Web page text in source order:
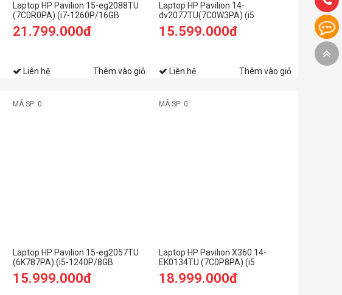
Laptop HP Pavilion 15-eg2088TU
(7C0R0PA) (i7-1260P/16GB
RAM/512GB SSD/15.6
FHD/Win11/Vàng)
21.799.000đ
Liên hệ Thêm vào giỏ
Laptop HP Pavilion 14-
dv2077TU(7C0W3PA) (i5
1235U/8GB RAM/256GB SSD/14
FHD/Win11/Bạc)
15.599.000đ
Liên hệ Thêm vào giỏ
MÃ SP: 0
Laptop HP Pavilion 15-eg2057TU
(6K787PA) (i5-1240P/8GB
RAM/512GB SSD/15.6
FHD/Win11/Bạc)
15.999.000đ
MÃ SP: 0
Laptop HP Pavilion X360 14-
EK0134TU (7C0P8PA) (i5
1235U/8GB RAM/512GB SSD/14
FHD Cảm ứng/Bút/Win11/Vàng)
18.999.000đ